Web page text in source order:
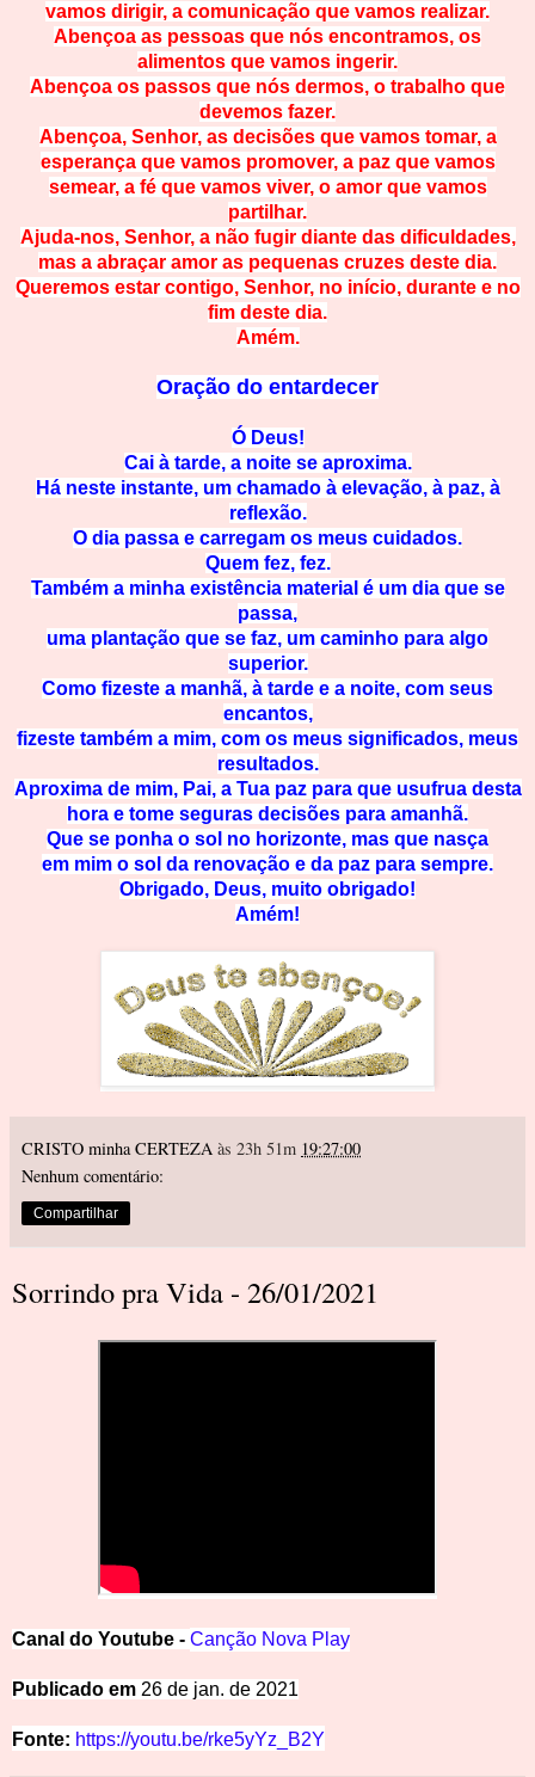
vamos dirigir, a comunicação que vamos realizar.
Abençoa as pessoas que nós encontramos, os
alimentos que vamos ingerir.
Abençoa os passos que nós dermos, o trabalho que
devemos fazer.
Abençoa, Senhor, as decisões que vamos tomar, a
esperança que vamos promover, a paz que vamos
semear, a fé que vamos viver, o amor que vamos
partilhar.
Ajuda-nos, Senhor, a não fugir diante das dificuldades,
mas a abraçar amor as pequenas cruzes deste dia.
Queremos estar contigo, Senhor, no início, durante e no
fim deste dia.
Amém.
Oração do entardecer
Ó Deus!
Cai à tarde, a noite se aproxima.
Há neste instante, um chamado à elevação, à paz, à
reflexão.
O dia passa e carregam os meus cuidados.
Quem fez, fez.
Também a minha existência material é um dia que se
passa,
uma plantação que se faz, um caminho para algo
superior.
Como fizeste a manhã, à tarde e a noite, com seus
encantos,
fizeste também a mim, com os meus significados, meus
resultados.
Aproxima de mim, Pai, a Tua paz para que usufrua desta
hora e tome seguras decisões para amanhã.
Que se ponha o sol no horizonte, mas que nasça
em mim o sol da renovação e da paz para sempre.
Obrigado, Deus, muito obrigado!
Amém!
CRISTO minha CERTEZA às 23h 51m 19:27:00
Nenhum comentário:
Compartilhar
Sorrindo pra Vida - 26/01/2021
Canal do Youtube - Canção Nova Play
Pub licado em 26 de jan. de 2021
Fonte: https://youtu.be/rke5yYz_B2Y